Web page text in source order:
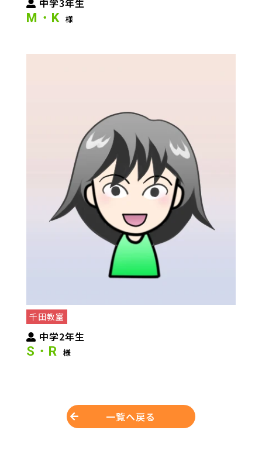
中学3年生
M・K 様
千田教室
中学2年生
S・R 様
一覧へ戻る